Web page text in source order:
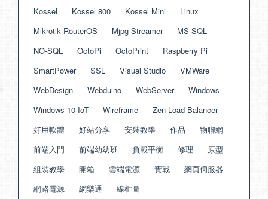
Kossel
Kossel 800 Kossel Mini
Linux
Mikrotik RouterOS
Mjpg-Streamer
MS-SQL
NO-SQL
OctoPi OctoPrint
Raspberry Pi
SmartPower
SSL Visual Studio
VMWare
WebDesign
Webduino WebServer
Windows
Windows 10 IoT
Wireframe
Zen Load Balancer
好用軟體
好站分享 安裝教學 作品
物聯網
前端入門
前端幼幼班 負載平衡 修理
原型
組裝教學
開箱 雲端電源 實戰
網頁伺服器
網路電源
網樂通 線框圖